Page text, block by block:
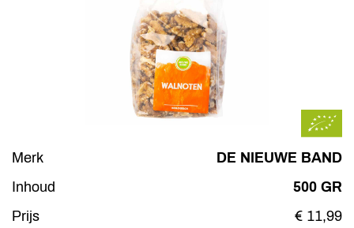
Merk
DE NIEUWE BAND
Inhoud
500 GR
Prijs
€ 11,99